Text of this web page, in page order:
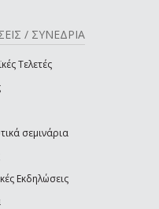
/ ΣΥΝΕΔΡΙΑ
Τελετές
σεμινάρια
Εκδηλώσεις